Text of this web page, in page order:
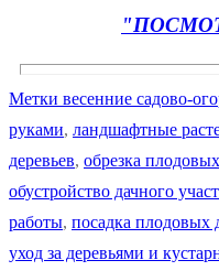
Метки весенние садово-
руками, ландшафтные
деревьев, обрезка
обустройство дачного
работы, посадка плодовых
уход за деревьями и